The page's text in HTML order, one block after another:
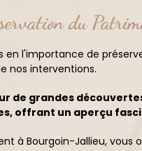
du
en l'importance de
nos interventions.
de grandes
offrant un aperçu
à Bourgoin-Jallieu,